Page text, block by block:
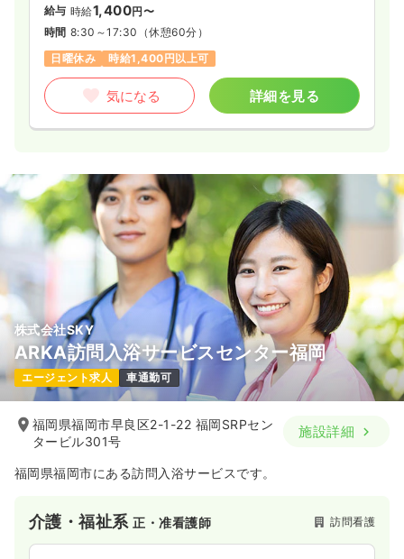
給与 時給1,400円〜
時間 8:30～17:30 （休憩60分）
日曜休み
時給1,400円以上可
気になる 詳細を見る
株式会社SKY
ARKA訪問入浴サービスセンター福岡
エージェント求人 車通勤可
福岡県福岡市早良区2-1-22 福岡SRPセン
タービル301号
施設詳細
福岡県福岡市にある訪問入浴サービスです。
介護・福祉系正・准看護師 訪問看護